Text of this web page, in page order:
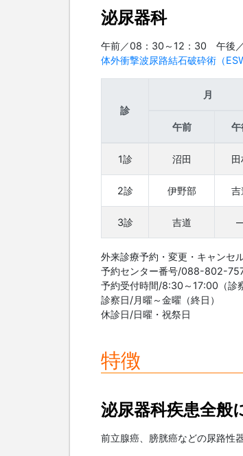
泌尿器科
午前／08：30～12：30 午後
体外衝撃波尿路結石破砕術（
診
月
午前 午
1診 沼田 田
2診 伊野部 吉
3診 吉道
外来診療予約・変更・キャンセ
予約センター番号/088-802-
予約受付時間/8:30～17:00（診
診察日/月曜～金曜（終日）
休診日/日曜・祝祭日
特徴
泌尿器科疾患全般
前立腺癌、膀胱癌などの尿路性